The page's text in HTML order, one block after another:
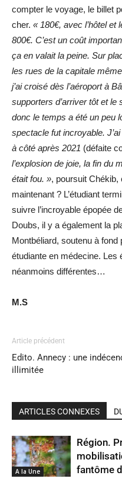
compter le voyage, le billet
cher. « 180€, avec l’hôtel et
800€. C’est un coût
ça en valait la peine. Sur
les rues de la capitale
j’ai croisé dès l’aéroport à
supporters d’arriver tôt et le
donc le temps a été un peu
spectacle fut incroyable.
à côté après 2021 (défaite
l’explosion de joie, la fin du
était fou. », poursuit Chékib,
maintenant ? L’étudiant
suivre l’incroyable épopée
Doubs, il y a également la
Montbéliard, soutenu à
étudiante en médecine. Les
néanmoins différentes…
M.S
Article précédent
Edito. Annecy : une
illimitée
ARTICLES CONNEXES
A la Une
Région.
fantôme